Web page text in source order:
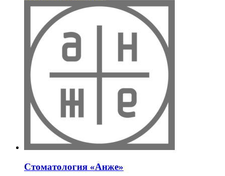
Стоматология «Анже»